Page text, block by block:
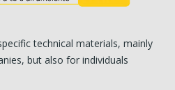
technical materials, mainly
but also for individuals